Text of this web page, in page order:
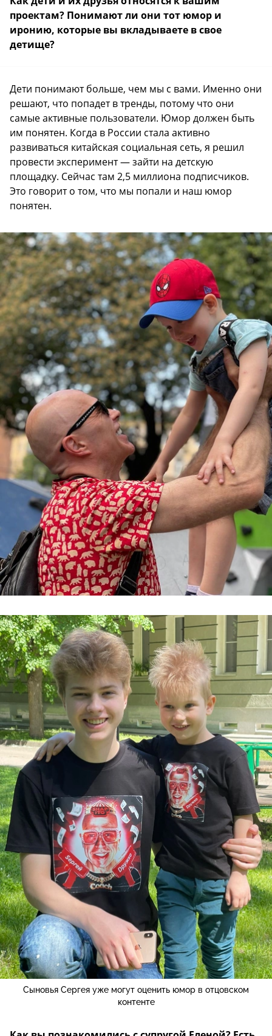
проектам? Понимают ли они тот юмор и
иронию, которые вы вкладываете в свое
детище?
Дети понимают больше, чем мы с вами. Именно они
решают, что попадет в тренды, потому что они
самые активные пользователи. Юмор должен быть
им понятен. Когда в России стала активно
развиваться китайская социальная сеть, я решил
провести эксперимент — зайти на детскую
площадку. Сейчас там 2,5 миллиона подписчиков.
Это говорит о том, что мы попали и наш юмор
понятен.
Сыновья Сергея уже могут оценить юмор в отцовском
контенте